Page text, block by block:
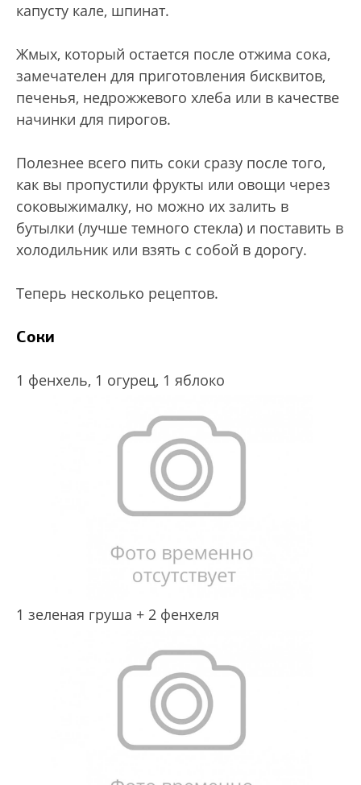
капусту кале, шпинат.
Жмых, который остается после отжима сока,
замечателен для приготовления бисквитов,
печенья, недрожжевого хлеба или в качестве
начинки для пирогов.
Полезнее всего пить соки сразу после того,
как вы пропустили фрукты или овощи через
соковыжималку, но можно их залить в
бутылки (лучше темного стекла) и поставить в
холодильник или взять с собой в дорогу.
Теперь несколько рецептов.
Соки
1 фенхель, 1 огурец, 1 яблоко
1 зеленая груша + 2 фенхеля